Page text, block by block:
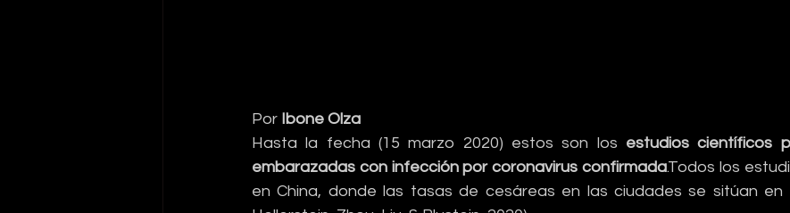
Por Ibone Olza
Hasta la fecha (15 marzo 2020) estos son los estudios científicos
embarazadas con infección por coronavirus confirmada.Todos los
en China, donde las tasas de cesáreas en las ciudades se sitúan en